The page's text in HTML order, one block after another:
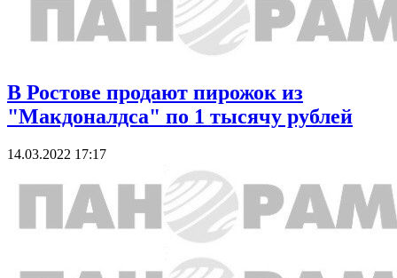
В Ростове продают пирожок из
"Макдоналдса" по 1 тысячу рублей
14.03.2022 17:17